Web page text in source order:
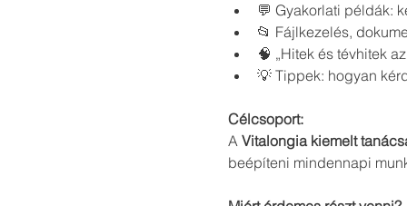
💬 Gyakorlati példák:
📂 Fájlkezelés,
🧠 „Hitek és tévhitek
💡 Tippek: hogyan
Célcsoport:
A Vitalongia kiemelt
beépíteni mindennapi